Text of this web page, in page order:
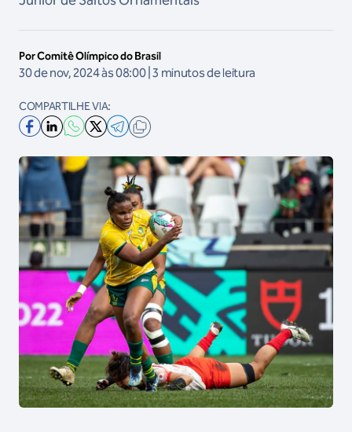
Por Comitê Olímpico do Brasil
30 de nov, 2024 às 08:00 | 3 minutos de leitura
COMPARTILHE VIA: